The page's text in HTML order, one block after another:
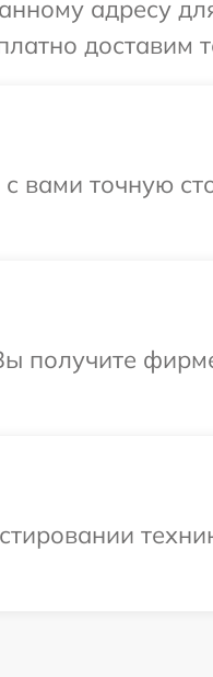
адресу
доставим
вами точную
получите